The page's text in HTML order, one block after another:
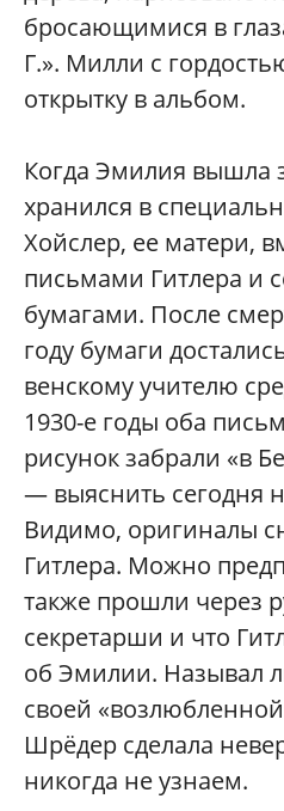
бросающимися в
Г.». Милли с
открытку в альбом.
Когда Эмилия вышла
хранился в
Хойслер, ее матери,
письмами Гитлера и
бумагами. После
году бумаги
венскому учителю
1930-е годы оба
рисунок забрали «в
— выяснить сегодня
Видимо, оригиналы
Гитлера. Можно
также прошли через
секретарши и что
об Эмилии. Называл
своей
Шрёдер сделала
никогда не узнаем.